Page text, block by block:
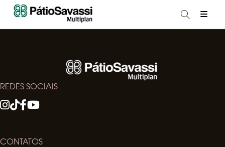
REDES SOCIAIS
CONTATOS